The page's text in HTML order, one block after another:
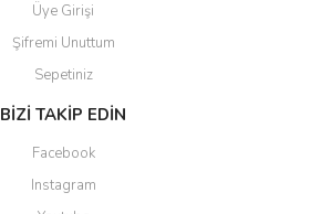
Üye Girişi
Şifremi Unuttum
Sepetiniz
BİZİ TAKİP EDİN
Facebook
Instagram